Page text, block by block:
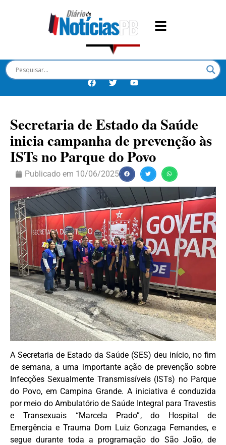
Secretaria de Estado da Saúde
inicia campanha de prevenção às
ISTs no Parque do Povo
Publicado em 10/06/2025
A Secretaria de Estado da Saúde (SES) deu início, no fim
de semana, a uma importante ação de prevenção sobre
Infecções Sexualmente Transmissíveis (ISTs) no Parque
do Povo, em Campina Grande. A iniciativa é conduzida
por meio do Ambulatório de Saúde Integral para Travestis
e Transexuais “Marcela Prado”, do Hospital de
Emergência e Trauma Dom Luiz Gonzaga Fernandes, e
segue durante toda a programação do São João, de